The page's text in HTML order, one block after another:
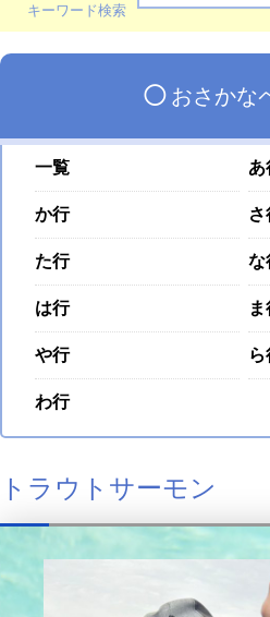
キーワード検索
◯おさかな
一覧 あ
か行 さ
た行 な
は行
や行 ら
わ行
トラウトサーモン